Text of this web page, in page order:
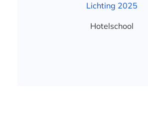
Lichting 2025
Hotelschool